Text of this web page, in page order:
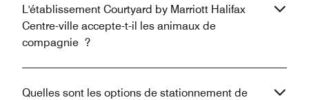
L'établissement Courtyard by Marriott Halifax
Centre-ville accepte-t-il les animaux de
compagnie ?
Quelles sont les options de stationnement de